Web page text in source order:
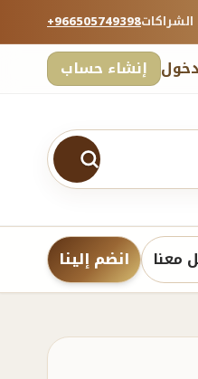
+966505749398الشراكات
إنشاء حساب
معنا انضم إلينا